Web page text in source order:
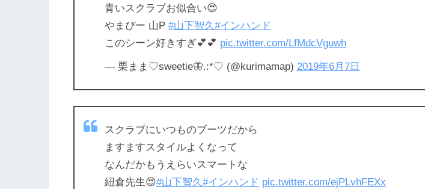
青いスクラブお似合い😍
やまぴー 山P #山下智久#インハンド
このシーン好きすぎ💕💕 pic.twitter.com/LfMdcVguwh
— 栗まま♡sweetie🦋.:*♡ (@kurimamap) 2019年6月7日
スクラブにいつものブーツだから
ますますスタイルよくなって
なんだかもうえらいスマートな
紐倉先生😍#山下智久#インハンド pic.twitter.com/ejPLvhFEXx